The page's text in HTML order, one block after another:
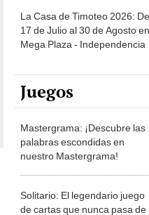
La Casa de Timoteo 2026:
17 de Julio al 30 de Agosto en
Mega Plaza - Independencia
Juegos
Mastergrama: ¡Descubre las
palabras escondidas en
nuestro Mastergrama!
Solitario: El legendario juego
de cartas que nunca pasa de